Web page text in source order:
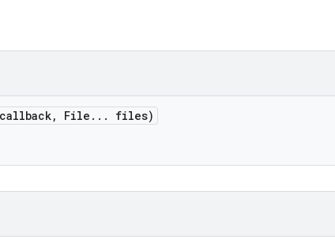
, File . . . files)